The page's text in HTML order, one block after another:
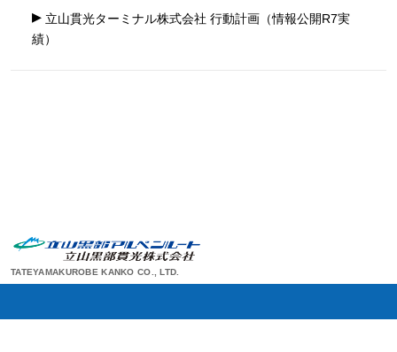
▸ 立山貫光ターミナル株式会社 行動計画（情報公開R7実
績）
TATEYAMAKUROBE KANKO CO., LTD.